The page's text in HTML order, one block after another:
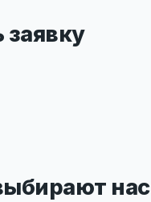
заявку
нас